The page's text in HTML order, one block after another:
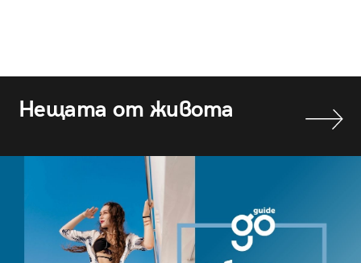
Нещата от живота